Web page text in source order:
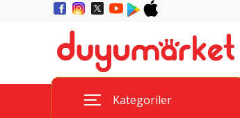
Kategoriler